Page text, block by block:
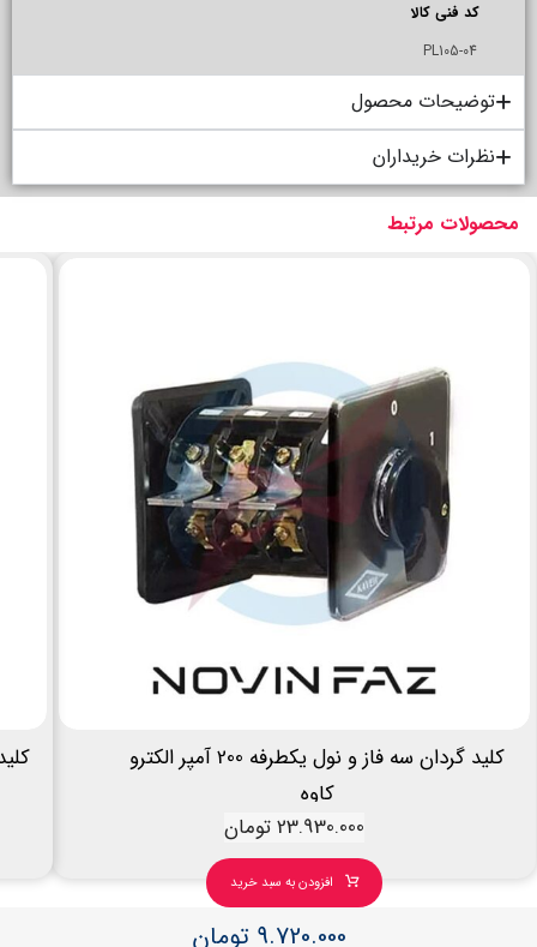
کد فنی کالا
04-PL105
توضیحات محصول
نظرات خریداران
محصولات مرتبط
کلید گردان سه فاز و نول یکطرفه 200 آمپر الکترو
کاوه
23.930.000تومان
افزودن به سبد خرید
9.720.000 تومان